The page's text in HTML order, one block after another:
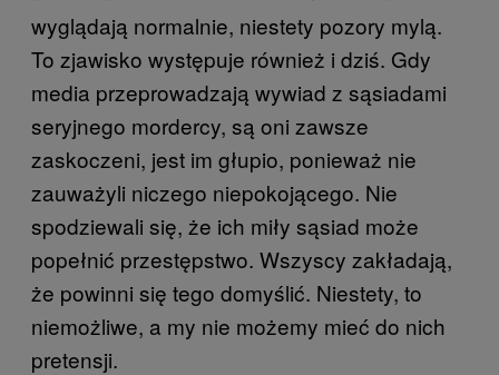
wyglądają normalnie, niestety pozory mylą.
To zjawisko występuje również i dziś. Gdy
media przeprowadzają wywiad z sąsiadami
seryjnego mordercy, są oni zawsze
zaskoczeni, jest im głupio, ponieważ nie
zauważyli niczego niepokojącego. Nie
spodziewali się, że ich miły sąsiad może
popełnić przestępstwo. Wszyscy zakładają,
że powinni się tego domyślić. Niestety, to
niemożliwe, a my nie możemy mieć do nich
pretensji.